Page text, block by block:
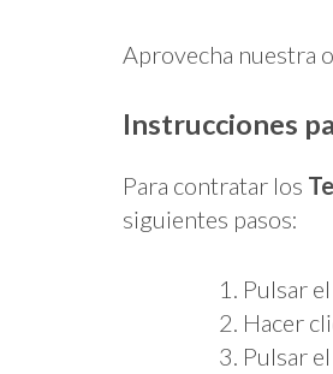
Aprovecha nuestra
Instrucciones
Para contratar los
siguientes pasos:
Pulsar
Hacer
Pulsar